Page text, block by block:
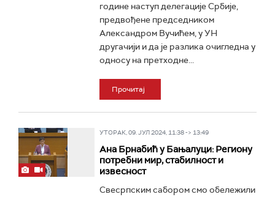
године наступ делегације Србије,
предвођене председником
Александром Вучићем, у УН
другачији и да је разлика очигледна у
односу на претходне...
Прочитај
УТОРАК, 09. ЈУЛ 2024, 11:38 -> 13:49
Aна Брнабић у Бањалуци: Региону
потребни мир, стабилност и
извесност
Свесрпским сабором смо обележили